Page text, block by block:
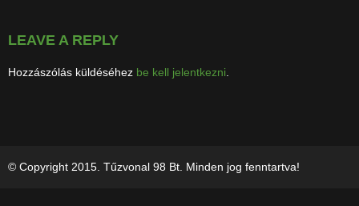
LEAVE A REPLY
Hozzászólás küldéséhez be kell jelentkezni
© Copyright 2015. Tűzvonal 98 Bt. Minden jog fenntartva!